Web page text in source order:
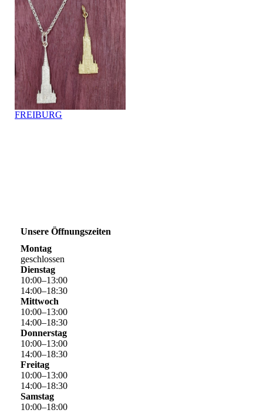
FREIBURG
Unsere Öffnungszeiten
Montag
geschlossen
Dienstag
10:00–13:00
14:00–18:30
Mittwoch
10:00–13:00
14:00–18:30
Donnerstag
10:00–13:00
14:00–18:30
Freitag
10:00–13:00
14:00–18:30
Samstag
10:00–18:00